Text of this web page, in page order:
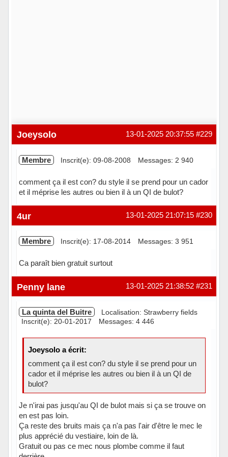
#229
13-01-2025 20:37:55
Joeysolo
Membre Inscrit(e): 09-08-2008 Messages: 2 940
comment ça il est con? du style il se prend pour un cador
et il méprise les autres ou bien il à un QI de bulot?
Hors ligne #230
13-01-2025 21:07:15
4ur
Membre Inscrit(e): 17-08-2014 Messages: 3 951
Ca paraît bien gratuit surtout
Hors ligne #231
13-01-2025 21:38:52
Penny lane
La quinta del Buitre
Localisation: Strawberry fields
Inscrit(e): 20-01-2017
Messages: 4 446
Joeysolo a écrit:
comment ça il est con? du style il se prend pour un
cador et il méprise les autres ou bien il à un QI de
bulot?
Je n'irai pas jusqu'au QI de bulot mais si ça se trouve on
en est pas loin.
Ça reste des bruits mais ça n'a pas l'air d'être le mec le
plus apprécié du vestiaire, loin de là.
Gratuit ou pas ce mec nous plombe comme il faut